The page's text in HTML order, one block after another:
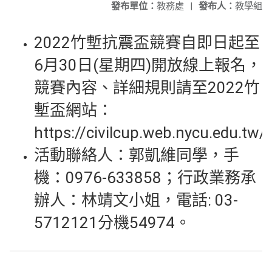
發布人： 教學組
發布單位： 教務處 |
2022竹塹抗震盃競賽自即日起至
6月30日(星期四)開放線上報名，
競賽內容、詳細規則請至2022竹
塹盃網站：
https://civilcup.web.nycu.edu.tw/
活動聯絡人：郭凱維同學，手
機：0976-633858；行政業務承
辦人：林靖文小姐，電話: 03-
5712121分機54974。